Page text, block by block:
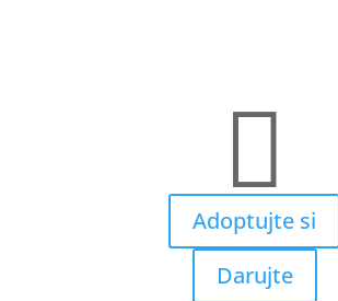

Adoptujte si
Darujte